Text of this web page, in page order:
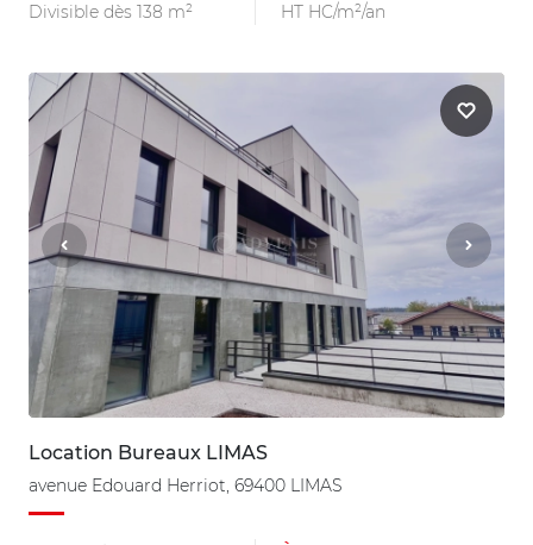
Divisible dès 138 m² HT HC/m²/an
Location Bureaux LIMAS
avenue Edouard Herriot, 69400 LIMAS